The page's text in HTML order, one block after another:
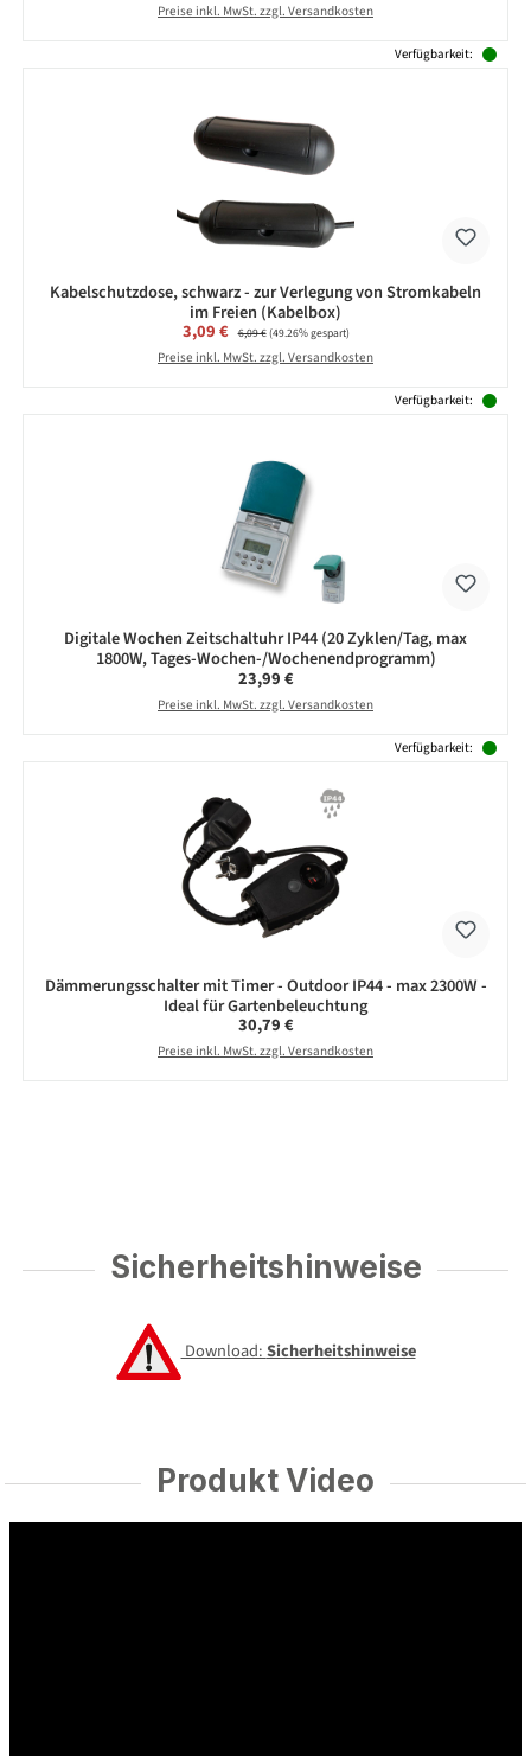
Preise inkl. MwSt. zzgl. Versandkosten
Verfügbarkeit:
Kabelschutzdose, schwarz - zur Verlegung von Stromkabeln
im Freien (Kabelbox)
Verkaufspreis:
3,09 € Regulärer Preis:
6,09 €(49.26% gespart)
Preise inkl. MwSt. zzgl. Versandkosten
Verfügbarkeit:
Digitale Wochen Zeitschaltuhr IP44 (20 Zyklen/Tag, max
1800W, Tages-Wochen-/Wochenendprogramm)
Regulärer Preis:
23,99 €
Preise inkl. MwSt. zzgl. Versandkosten
Verfügbarkeit:
Dämmerungsschalter mit Timer - Outdoor IP44 - max 2300W -
Ideal für Gartenbeleuchtung
Regulärer Preis:
30,79 €
Preise inkl. MwSt. zzgl. Versandkosten
Sicherheitshinweise
Download:Sicherheitshinweise
Produkt Video